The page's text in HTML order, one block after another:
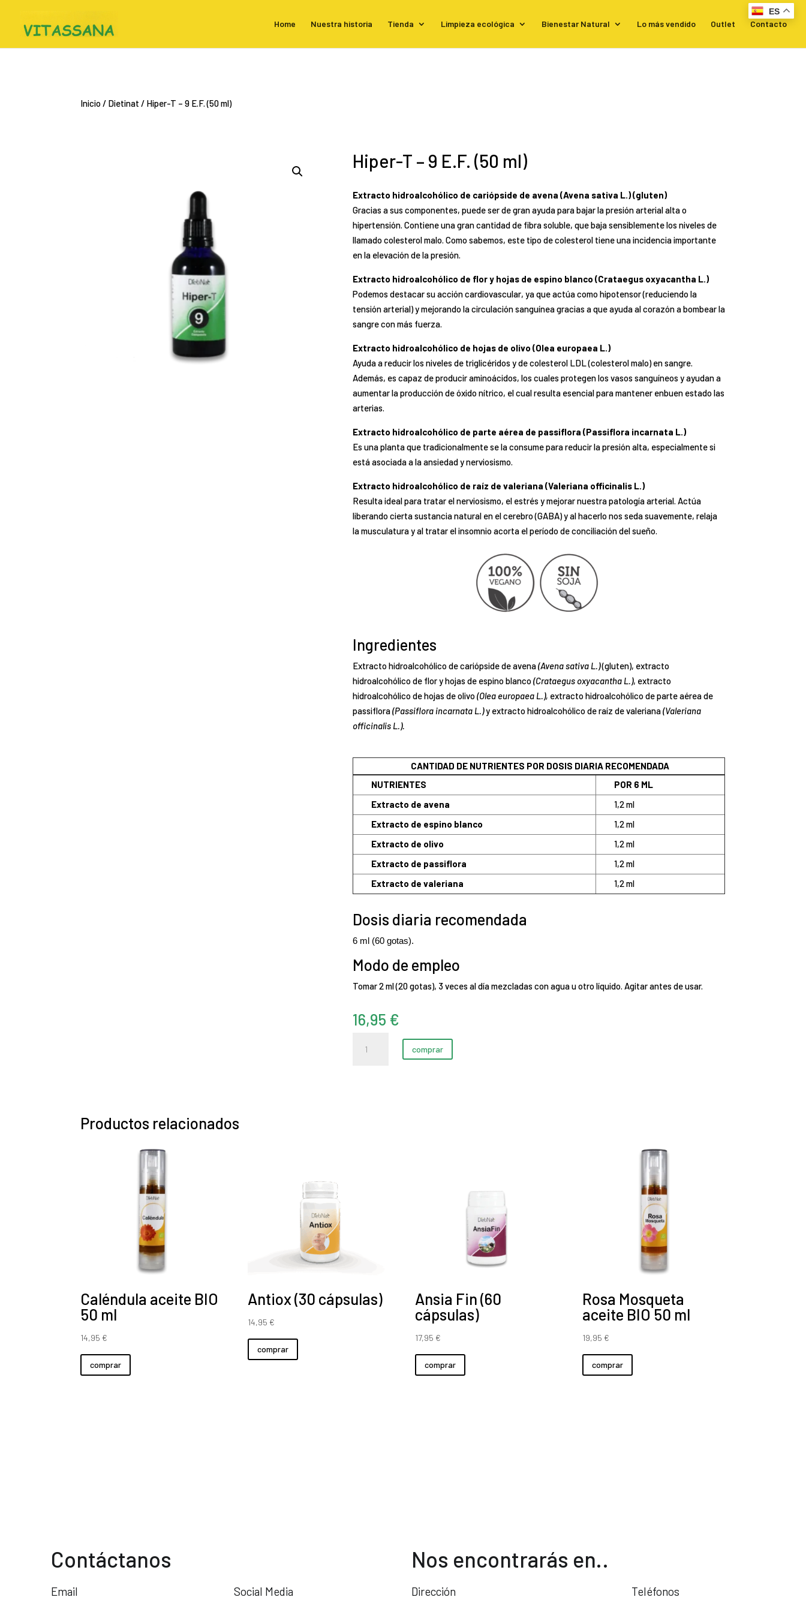
Home Nuestra historia Tienda Limpieza ecológica Bienestar Natural Lo más vendido Outlet Contacto
Inicio/ Dietinat / Hiper-T – 9 E.F. (50 ml)
Hiper-T – 9 E.F. (50 ml)
Extracto hidroalcohólico de cariópside de avena (Avena sativa L.)(gluten)
Gracias a sus componentes,puede ser de gran ayuda para bajar la presión arterial alta o
hipertensión. Contiene una gran cantidad de fibra soluble, que baja sensiblemente los niveles de
llamado colesterol malo. Comosabemos, este tipo de colesterol tiene una incidencia importante
en la elevación de la presión.
Extracto hidroalcohólico de flor y hojas de espino blanco (Crataegus oxyacantha L.)
Podemos destacar suacción cardiovascular, ya que actúa comohipotensor(reduciendo la
tensión arterial) ymejorando la circulación sanguíneagracias a que ayuda al corazón a bombear la
sangre con más fuerza.
Extracto hidroalcohólico de hojas de olivo(Olea europaea L.)
Ayuda a reducirlos niveles de triglicéridos y de colesterol LDL(colesterol malo) en sangre.
Además, es capazde producir aminoácidos, los cuales protegen los vasos sanguíneos y ayudan a
aumentar la producción deóxido nítrico, el cual resulta esencial para mantener enbuen estado las
arterias.
Extracto hidroalcohólico de parte aérea de passiflora (Passiflora incarnata L.)
Es una planta que tradicionalmente se la consume parareducir la presión alta, especialmente si
está asociadaa la ansiedad y nerviosismo.
Extracto hidroalcohólico de raíz de valeriana (Valeriana officinalis L.)
Resulta ideal para tratar el nerviosismo, el estrés y mejorar nuestra patología arterial. Actúa
liberando ciertasustancia natural en el cerebro (GABA) y al hacerlo nos seda suavemente, relaja
la musculatura y al tratar elinsomnio acorta el período de conciliación del sueño.
Ingredientes
Extracto hidroalcohólico de cariópside de avena(Avena sativa L.)(gluten), extracto
hidroalcohólico de flor y hojas de espino blanco(Crataegus oxyacantha L.), extracto
hidroalcohólico de hojas de olivo(Olea europaea L.), extracto hidroalcohólico de parte aérea de
passiflora(Passiflora incarnata L.)y extracto hidroalcohólico de raíz de valeriana(Valeriana
officinalis L.).
CANTIDAD DE NUTRIENTES POR DOSIS DIARIA RECOMENDADA
NUTRIENTES
POR 6 ML
Extracto de avena
1,2 ml
Extracto de espino blanco
1,2 ml
Extracto de olivo
1,2 ml
Extracto de passiflora
1,2 ml
Extracto de valeriana
1,2 ml
Dosis diaria recomendada
6 ml (60 gotas).
Modo de empleo
Tomar 2 ml (20 gotas), 3 veces al día mezcladas con agua u otro líquido. Agitar antes de usar.
16,95 €
comprar
Productos relacionados
Caléndula aceite BIO
50 ml
14,95 €
comprar
Antiox (30 cápsulas)
14,95 €
comprar
Ansia Fin (60
cápsulas)
17,95 €
comprar
Rosa Mosqueta
aceite BIO 50 ml
19,95 €
comprar
Contáctanos
Email Social Media
Nos encontrarás en..
Dirección Teléfonos
ES